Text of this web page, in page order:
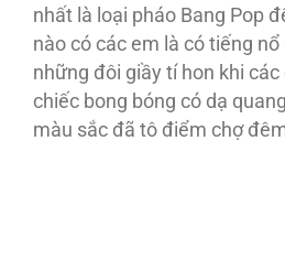
nhất là loại pháo Bang Pop
nào có các em là có tiếng
những đôi giầy tí hon khi
chiếc bong bóng có dạ
màu sắc đã tô điểm chợ